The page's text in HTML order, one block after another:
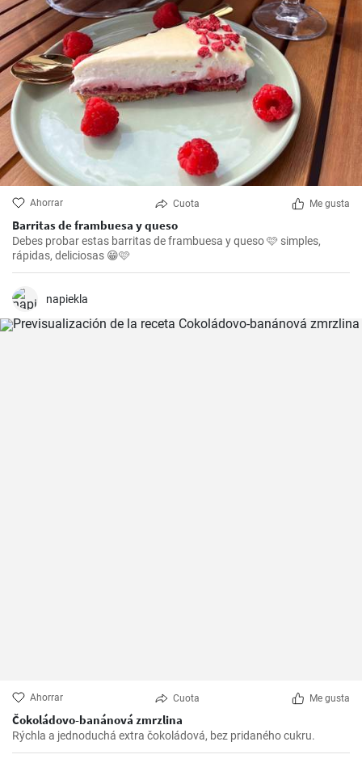
Ahorrar Cuota Me gusta
Barritas de frambuesa y queso
Debes probar estas barritas de frambuesa y queso 🩷 simples,
rápidas, deliciosas 😁🩷
napiekla
Ahorrar Cuota Me gusta
Čokoládovo-banánová zmrzlina
Rýchla a jednoduchá extra čokoládová, bez pridaného cukru.